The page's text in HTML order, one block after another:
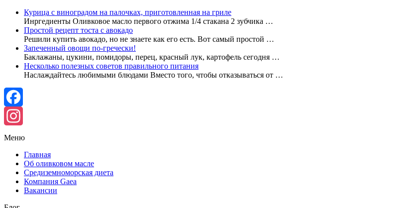
Курица с виноградом на палочках, приготовленная на гриле
Инргедиенты Оливковое масло первого отжима 1/4 стакана 2 зубчика …
Простой рецепт тоста с авокадо
Решили купить авокадо, но не знаете как его есть. Вот самый простой …
Запеченный овощи по-гречески!
Баклажаны, цукини, помидоры, перец, красный лук, картофель сегодня …
Несколько полезных советов правильного питания
Наслаждайтесь любимыми блюдами Вместо того, чтобы отказываться от …
Facebook
Instagram
Меню
Главная
Об оливковом масле
Средиземноморская диета
Компания Gaea
Вакансии